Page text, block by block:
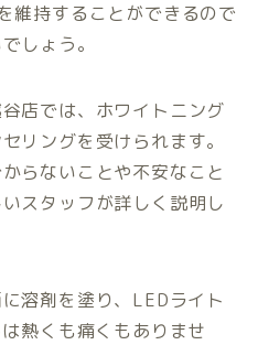
維持することができるので
しょう。
店では、ホワイトニング
リングを受けられます。
らないことや不安なこと
スタッフが詳しく説明し
溶剤を塗り、LEDライト
熱くも痛くもありませ